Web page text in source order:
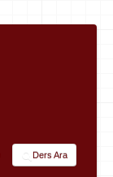
Ders Ara